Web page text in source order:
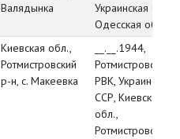
Валядынка
Украинская ССР,
Одесская обл.
Киевская обл.,
Ротмистровский
р-н, с. Макеевка
__.__.1944,
Ротмистровский
РВК, Украинская
ССР, Киевская
обл.,
Ротмистровский